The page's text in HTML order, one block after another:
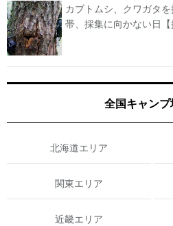
カブトムシ、クワガタ
帯、採集に向かない日【
全国キャン
北海道エリア
関東エリア
近畿エリア